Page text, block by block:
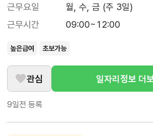
근무요일
월, 수, 금 (주 3일)
근무시간
09:00~12:00
높은급여 초보가능
관심 일자리정보 더
9일전 등록